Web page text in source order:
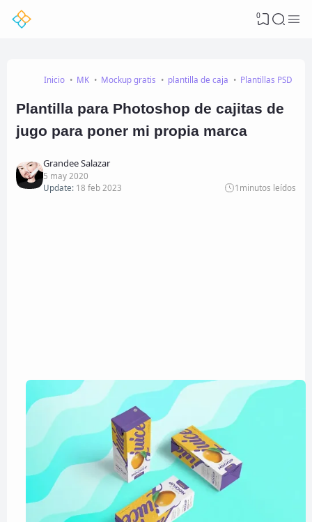
0
Inicio MK Mockup gratis plantilla de caja Plantillas PSD
Plantilla para Photoshop de cajitas de
jugo para poner mi propia marca
Grandee Salazar
5 may 2020
Update: 18 feb 2023 1 minutos leídos